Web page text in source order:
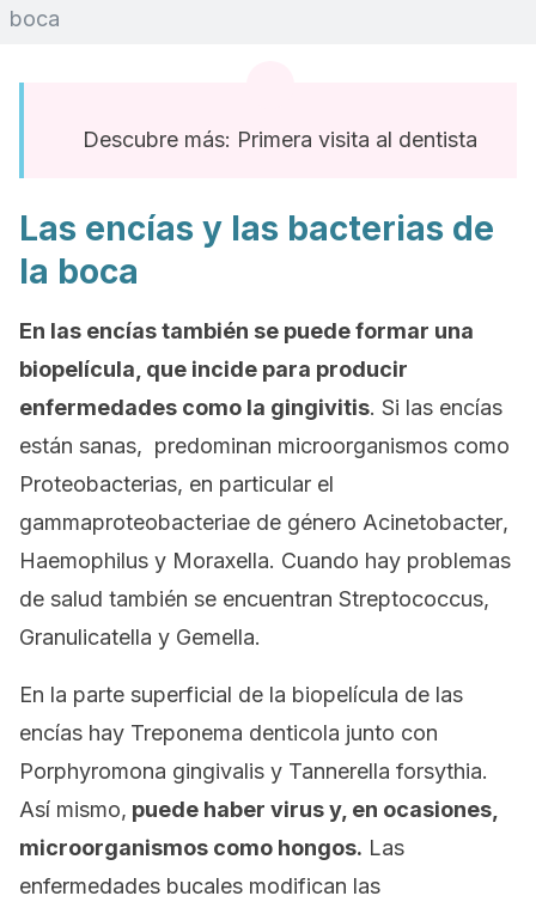
boca
Descubre más: Primera visita al dentista
Las encías y las bacterias de
la boca
En las encías también se puede formar una
biopelícula, que incide para producir
enfermedades como la gingivitis. Si las encías
están sanas, predominan microorganismos como
Proteobacterias, en particular el
gammaproteobacteriae de género Acinetobacter,
Haemophilus y Moraxella. Cuando hay problemas
de salud también se encuentran Streptococcus,
Granulicatella y Gemella.
En la parte superficial de la biopelícula de las
encías hay Treponema denticola junto con
Porphyromona gingivalis y Tannerella forsythia.
Así mismo, puede haber virus y, en ocasiones,
microorganismos como hongos. Las
enfermedades bucales modifican las